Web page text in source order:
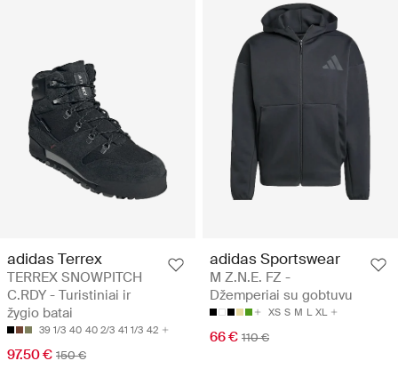
adidas Terrex
TERREX SNOWPITCH
C.RDY - Turistiniai ir
žygio batai
39 1/3 40 40 2/3 41 1/3 42
97.50 € 150 €
adidas Sportswear
M Z.N.E. FZ -
Džemperiai su gobtuvu
XS S M L XL
66 € 110 €